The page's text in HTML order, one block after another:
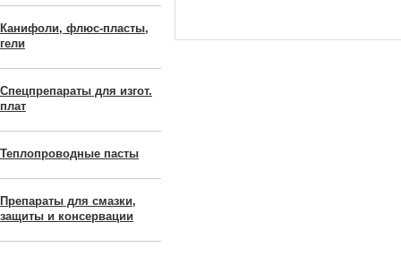
Канифоли, флюс-пласты,
гели
Спецпрепараты для изгот.
плат
Теплопроводные пасты
Препараты для смазки,
защиты и консервации